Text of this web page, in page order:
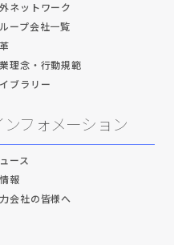
ネットワーク
ープ会社一覧
理念・行動規範
ブラリー
ンフォメーション
ース
報
会社の皆様へ